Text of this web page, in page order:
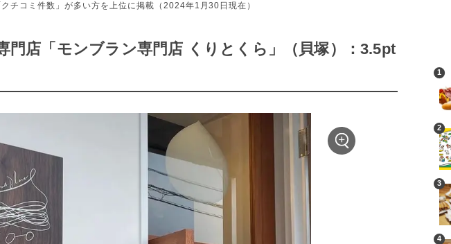
チコミ件数」が多い方を上位に掲載（2024年1月30日現在）
門店「モンブラン専門店 くりとくら」（貝塚）：3.5pt
1
2
3
4